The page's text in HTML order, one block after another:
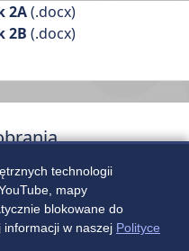
2A(.docx)
2B (.docx)
grantu PB(.docx)
grantu PB(.docx)
technologii
mapy
blokowane do
informacji w naszej Polityce